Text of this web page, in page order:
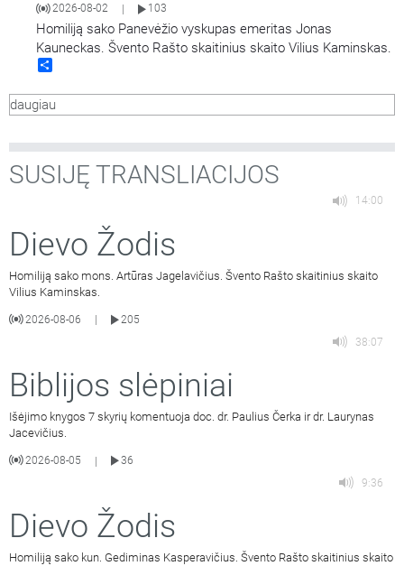
2026-08-02 103
Homiliją sako Panevėžio vyskupas emeritas Jonas
Kauneckas. Švento Rašto skaitinius skaito Vilius Kaminskas.
daugiau
SUSIJĘ TRANSLIACIJOS
14:00
Dievo Žodis
Homiliją sako mons. Artūras Jagelavičius. Švento Rašto skaitinius skaito
Vilius Kaminskas.
2026-08-06
205
38:07
Biblijos slėpiniai
Išėjimo knygos 7 skyrių komentuoja doc. dr. Paulius Čerka ir dr. Laurynas
Jacevičius.
2026-08-05 |
36
9:36
Dievo Žodis
Homiliją sako kun. Gediminas Kasperavičius. Švento Rašto skaitinius skaito